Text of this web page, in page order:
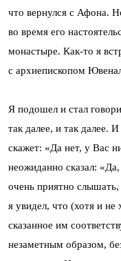
что вернулся с Афона.
во время его
монастыре. Как-то я
с архиепископом
Я подошел и стал
так далее, и так далее.
скажет: «Да нет, у Вас
неожиданно сказал:
очень приятно
я увидел, что (хотя и не
сказанное им
незаметным образом,